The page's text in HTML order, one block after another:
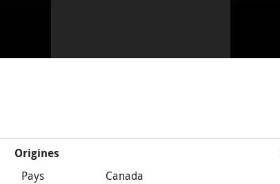
Origines
Pays
Canada